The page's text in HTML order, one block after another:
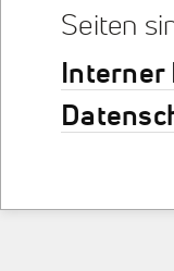
Seiten
Interner